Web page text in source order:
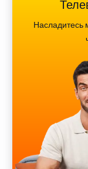
Насладитесь